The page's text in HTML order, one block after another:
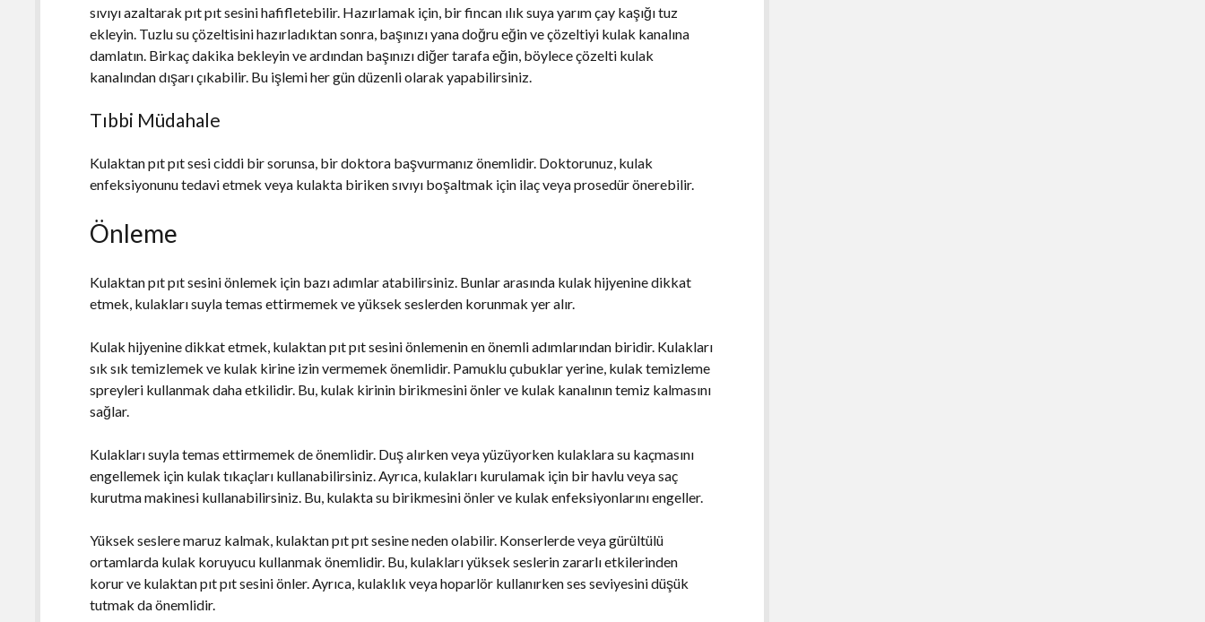
sıvıyı azaltarak pıt pıt sesini hafifletebilir. Hazırlamak için, bir fincan ılık suya yarım çay kaşığı tuz
ekleyin. Tuzlu su çözeltisini hazırladıktan sonra, başınızı yana doğru eğin ve çözeltiyi kulak kanalına
damlatın. Birkaç dakika bekleyin ve ardından başınızı diğer tarafa eğin, böylece çözelti kulak
kanalından dışarı çıkabilir. Bu işlemi her gün düzenli olarak yapabilirsiniz.
Tıbbi Müdahale
Kulaktan pıt pıt sesi ciddi bir sorunsa, bir doktora başvurmanız önemlidir. Doktorunuz, kulak
enfeksiyonunu tedavi etmek veya kulakta biriken sıvıyı boşaltmak için ilaç veya prosedür önerebilir.
Önleme
Kulaktan pıt pıt sesini önlemek için bazı adımlar atabilirsiniz. Bunlar arasında kulak hijyenine dikkat
etmek, kulakları suyla temas ettirmemek ve yüksek seslerden korunmak yer alır.
Kulak hijyenine dikkat etmek, kulaktan pıt pıt sesini önlemenin en önemli adımlarından biridir. Kulakları
sık sık temizlemek ve kulak kirine izin vermemek önemlidir. Pamuklu çubuklar yerine, kulak temizleme
spreyleri kullanmak daha etkilidir. Bu, kulak kirinin birikmesini önler ve kulak kanalının temiz kalmasını
sağlar.
Kulakları suyla temas ettirmemek de önemlidir. Duş alırken veya yüzüyorken kulaklara su kaçmasını
engellemek için kulak tıkaçları kullanabilirsiniz. Ayrıca, kulakları kurulamak için bir havlu veya saç
kurutma makinesi kullanabilirsiniz. Bu, kulakta su birikmesini önler ve kulak enfeksiyonlarını engeller.
Yüksek seslere maruz kalmak, kulaktan pıt pıt sesine neden olabilir. Konserlerde veya gürültülü
ortamlarda kulak koruyucu kullanmak önemlidir. Bu, kulakları yüksek seslerin zararlı etkilerinden
korur ve kulaktan pıt pıt sesini önler. Ayrıca, kulaklık veya hoparlör kullanırken ses seviyesini düşük
tutmak da önemlidir.